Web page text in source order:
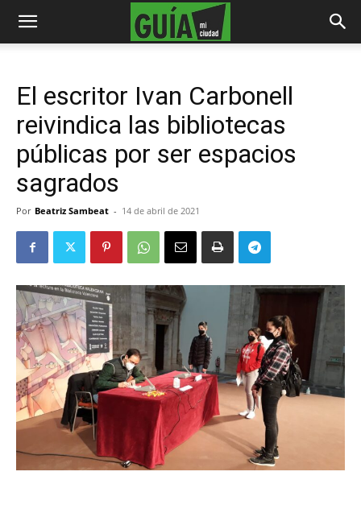
El escritor Ivan Carbonell
reivindica las bibliotecas
públicas por ser espacios
sagrados
Por Beatriz Sambeat - 14 de abril de 2021